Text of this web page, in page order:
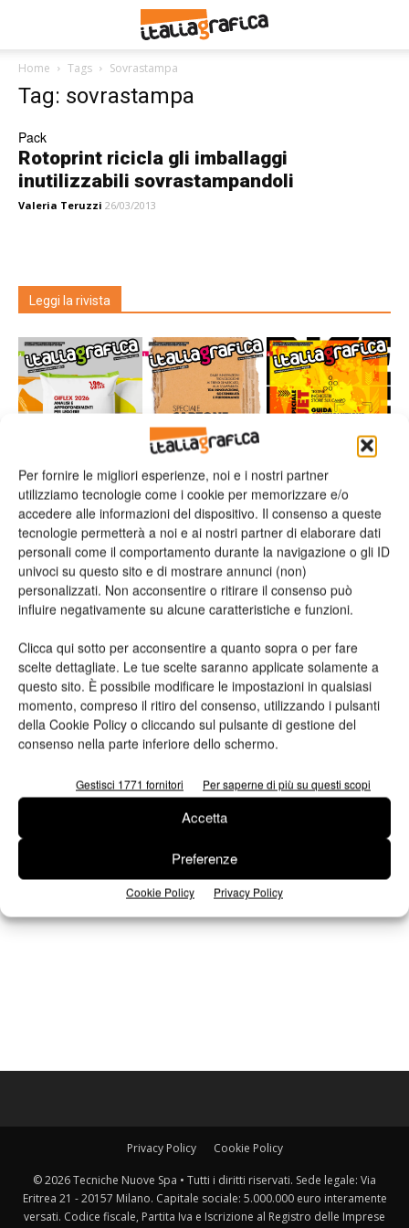
Per fornire le migliori esperienze, noi e i nostri partner
utilizziamo tecnologie come i cookie per memorizzare e/o
accedere alle informazioni del dispositivo. Il consenso a queste
tecnologie permetterà a noi e ai nostri partner di elaborare dati
personali come il comportamento durante la navigazione o gli ID
univoci su questo sito e di mostrare annunci (non)
personalizzati. Non acconsentire o ritirare il consenso può
influire negativamente su alcune caratteristiche e funzioni.
Clicca qui sotto per acconsentire a quanto sopra o per fare
scelte dettagliate. Le tue scelte saranno applicate solamente a
questo sito. È possibile modificare le impostazioni in qualsiasi
momento, compreso il ritiro del consenso, utilizzando i pulsanti
della Cookie Policy o cliccando sul pulsante di gestione del
consenso nella parte inferiore dello schermo.
Gestisci 1771 fornitori Per saperne di più su questi scopi
Accetta
Preferenze
Cookie Policy Privacy Policy
Home Tags Sovrastampa
Tag: sovrastampa
Pack
Rotoprint ricicla gli imballaggi
inutilizzabili sovrastampandoli
Valeria Teruzzi 26/03/2013
Leggi la rivista
n.2 - Giugno 2026 n.1 - Maggio 2026 n.6 - Dicembre 2025
Edicola Web
Iscriviti alla newsletter
Seguici su Facebook
Privacy Policy Cookie Policy
© 2026 Tecniche Nuove Spa • Tutti i diritti riservati. Sede legale: Via
Eritrea 21 - 20157 Milano. Capitale sociale: 5.000.000 euro interamente
versati. Codice fiscale, Partita Iva e Iscrizione al Registro delle Imprese